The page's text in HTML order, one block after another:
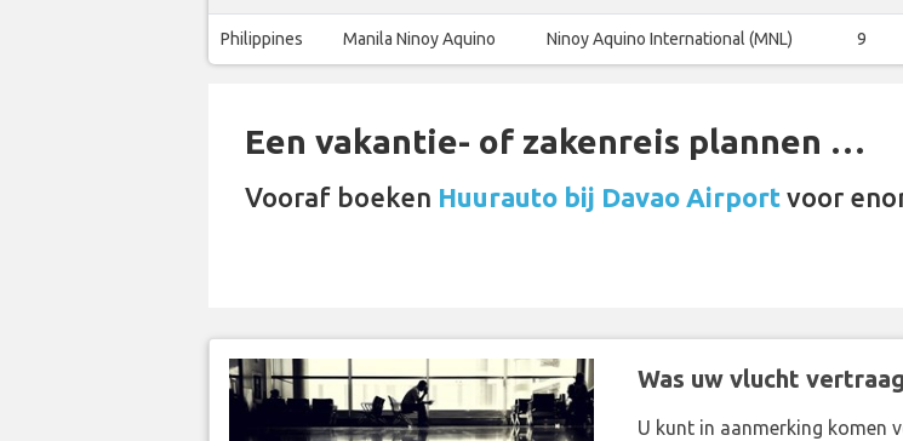
Philippines Manila Ninoy Aquino Ninoy Aquino International (MNL) 9
Een vakantie- of zakenreis plannen …
Vooraf boeken Huurauto bij Davao Airport voor
Was uw vlucht
U kunt in aanmerking komen